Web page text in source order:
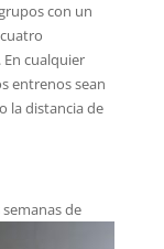
con un
cualquier
entrenos sean
la distancia de
de